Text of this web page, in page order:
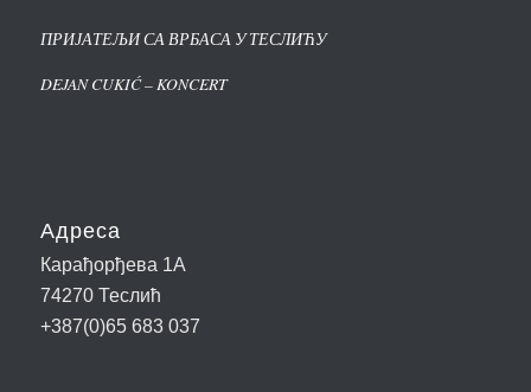
ПРИЈАТЕЉИ СА ВРБАСА У ТЕСЛИЋУ
DEJAN CUKIĆ – KONCERT
Адреса
Карађорђева 1А
74270 Теслић
+387(0)65 683 037